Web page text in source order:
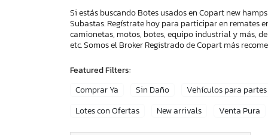
Si estás buscando Botes usados en Copart new
Subastas. Regístrate hoy para participar en remates
camionetas, motos, botes, equipo industrial y más,
etc. Somos el Broker Registrado de Copart más
Featured Filters:
Comprar Ya
Sin Daño
Vehículos para partes
Lotes con Ofertas
New arrivals Venta Pura